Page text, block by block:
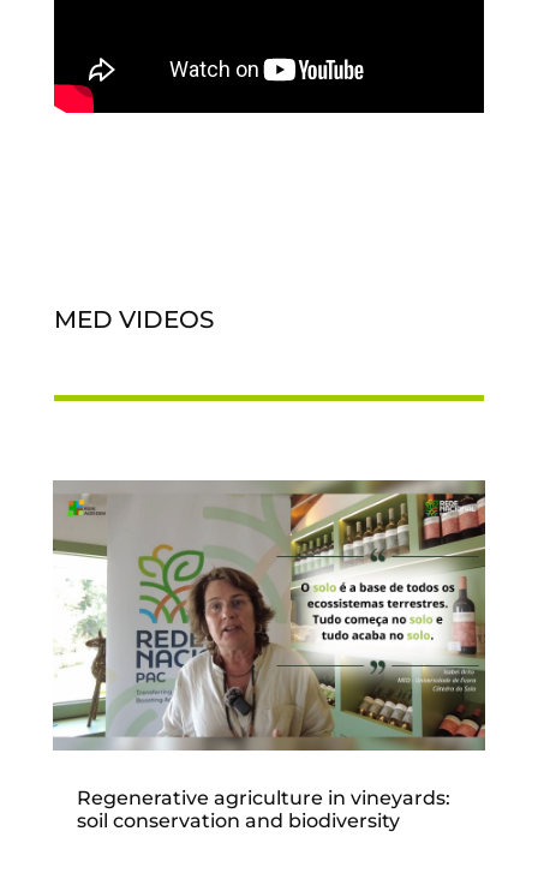
MED VIDEOS
Regenerative agriculture in vineyards:
soil conservation and biodiversity